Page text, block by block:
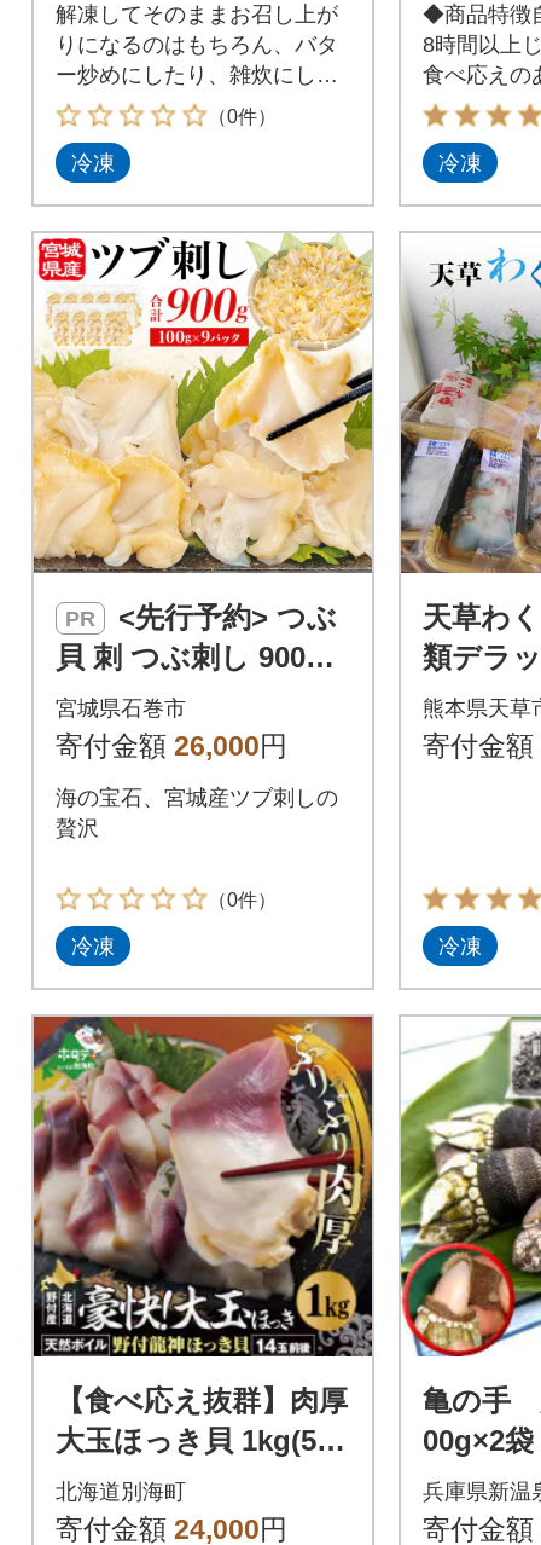
解凍してそのままお召し上が
りになるのはもちろん、バタ
ー炒めにしたり、雑炊にした
りとアレンジ自在!
（0件）
冷凍
◆商品特徴
8時間以上
食べ応えの
す。
冷凍
PR
貝 刺 つぶ刺し 900g
ツブ貝 ツブ刺し おつ
まみ 簡単調理 小分け
宮城県石巻市
寄付金額 26,000円
海の宝石、宮城産ツブ刺しの
贅沢
（0件）
冷凍
天草わ
類デラ
わび、
など
熊本県天草
寄付金額
冷凍
【食べ応え抜群】肉厚
大玉ほっき貝 1kg(500
g×2) 満足 大サイズ 天
然ボイル北海道野付産
北海道別海町
寄付金額 24,000円
亀の手
00g×2
庫県新
兵庫県新温
寄付金額